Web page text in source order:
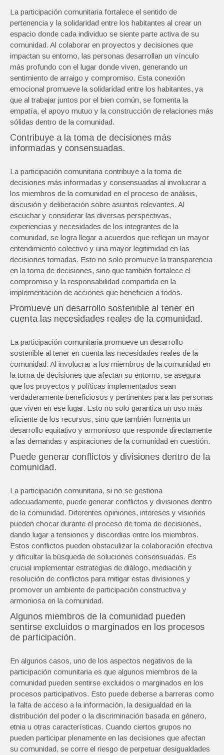
La participación comunitaria fortalece el sentido de
pertenencia y la solidaridad entre los habitantes al crear un
espacio donde cada individuo se siente parte activa de su
comunidad. Al colaborar en proyectos y decisiones que
impactan su entorno, las personas desarrollan un vínculo
más profundo con el lugar donde viven, generando un
sentimiento de arraigo y compromiso. Esta conexión
emocional promueve la solidaridad entre los habitantes, ya
que al trabajar juntos por el bien común, se fomenta la
empatía, el apoyo mutuo y la construcción de relaciones más
sólidas dentro de la comunidad.
Contribuye a la toma de decisiones más
informadas y consensuadas.
La participación comunitaria contribuye a la toma de
decisiones más informadas y consensuadas al involucrar a
los miembros de la comunidad en el proceso de análisis,
discusión y deliberación sobre asuntos relevantes. Al
escuchar y considerar las diversas perspectivas,
experiencias y necesidades de los integrantes de la
comunidad, se logra llegar a acuerdos que reflejan un mayor
entendimiento colectivo y una mayor legitimidad en las
decisiones tomadas. Esto no solo promueve la transparencia
en la toma de decisiones, sino que también fortalece el
compromiso y la responsabilidad compartida en la
implementación de acciones que beneficien a todos.
Promueve un desarrollo sostenible al tener en
cuenta las necesidades reales de la comunidad.
La participación comunitaria promueve un desarrollo
sostenible al tener en cuenta las necesidades reales de la
comunidad. Al involucrar a los miembros de la comunidad en
la toma de decisiones que afectan su entorno, se asegura
que los proyectos y políticas implementados sean
verdaderamente beneficiosos y pertinentes para las personas
que viven en ese lugar. Esto no solo garantiza un uso más
eficiente de los recursos, sino que también fomenta un
desarrollo equitativo y armonioso que responde directamente
a las demandas y aspiraciones de la comunidad en cuestión.
Puede generar conflictos y divisiones dentro de la
comunidad.
La participación comunitaria, si no se gestiona
adecuadamente, puede generar conflictos y divisiones dentro
de la comunidad. Diferentes opiniones, intereses y visiones
pueden chocar durante el proceso de toma de decisiones,
dando lugar a tensiones y discordias entre los miembros.
Estos conflictos pueden obstaculizar la colaboración efectiva
y dificultar la búsqueda de soluciones consensuadas. Es
crucial implementar estrategias de diálogo, mediación y
resolución de conflictos para mitigar estas divisiones y
promover un ambiente de participación constructiva y
armoniosa en la comunidad.
Algunos miembros de la comunidad pueden
sentirse excluidos o marginados en los procesos
de participación.
En algunos casos, uno de los aspectos negativos de la
participación comunitaria es que algunos miembros de la
comunidad pueden sentirse excluidos o marginados en los
procesos participativos. Esto puede deberse a barreras como
la falta de acceso a la información, la desigualdad en la
distribución del poder o la discriminación basada en género,
etnia u otras características. Cuando ciertos grupos no
pueden participar plenamente en las decisiones que afectan
su comunidad, se corre el riesgo de perpetuar desigualdades